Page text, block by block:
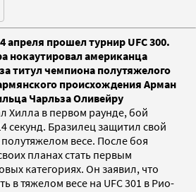
апреля прошел турнир UFC 300.
нокаутировал американца
титул чемпиона полутяжелого
происхождения Арман
Чарльза Оливейру
Хилла в первом раунде, бой
секунд. Бразилец защитил свой
весе. После боя
планах стать первым
категориях. Он заявил, что
в тяжелом весе на UFC 301 в Рио-